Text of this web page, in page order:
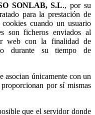
SONLAB, S.L., por su
para la prestación de
cuando un usuario
son ficheros enviados al
web con la finalidad de
durante su tiempo de
asocian únicamente con un
por sí mismas
que el servidor donde